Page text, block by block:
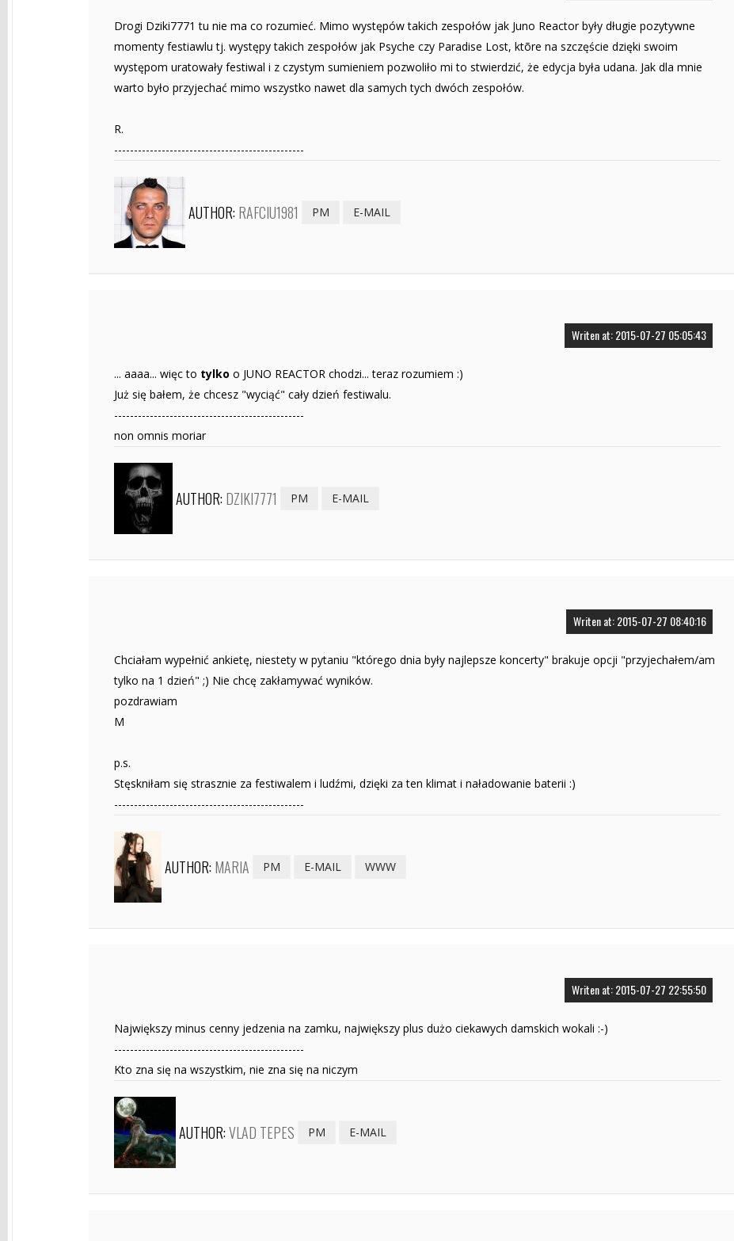
Drogi Dziki7771 tu nie ma co rozumieć. Mimo występów takich zespołów jak Juno Reactor były długie pozytywne
momenty festiawlu tj. występy takich zespołów jak Psyche czy Paradise Lost, ktõre na szczęście dzięki swoim
występom uratowały festiwal i z czystym sumieniem pozwoliło mi to stwierdzić, że edycja była udana. Jak dla mnie
warto było przyjechać mimo wszystko nawet dla samych tych dwóch zespołów.
R.
------------------------------------------------
AUTHOR: RAFCIU1981 PM E-MAIL
Writen at: 2015-07-27 05:05:43
... aaaa... więc to tylko o JUNO REACTOR chodzi... teraz rozumiem :)
Już się bałem, że chcesz "wyciąć" cały dzień festiwalu.
------------------------------------------------
non omnis moriar
AUTHOR: DZIKI7771 PM E-MAIL
Writen at: 2015-07-27 08:40:16
Chciałam wypełnić ankietę, niestety w pytaniu "którego dnia były najlepsze koncerty" brakuje opcji "przyjechałem/am
tylko na 1 dzień" ;) Nie chcę zakłamywać wyników.
pozdrawiam
M
p.s.
Stęskniłam się strasznie za festiwalem i ludźmi, dzięki za ten klimat i naładowanie baterii :)
------------------------------------------------
AUTHOR: MARIA PM E-MAIL WWW
Writen at: 2015-07-27 22:55:50
Największy minus cenny jedzenia na zamku, największy plus dużo ciekawych damskich wokali :-)
------------------------------------------------
Kto zna się na wszystkim, nie zna się na niczym
AUTHOR:VLAD TEPES PM E-MAIL